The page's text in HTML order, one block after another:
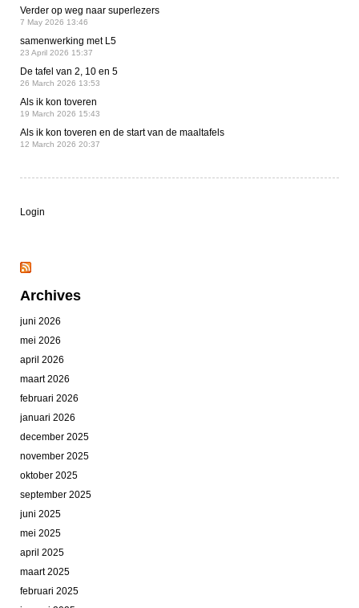
Verder op weg naar superlezers
7 May 2026 13:46
samenwerking met L5
23 April 2026 15:37
De tafel van 2, 10 en 5
26 March 2026 13:53
Als ik kon toveren
19 March 2026 15:43
Als ik kon toveren en de start van de maaltafels
12 March 2026 20:37
Login
Archives
juni 2026
mei 2026
april 2026
maart 2026
februari 2026
januari 2026
december 2025
november 2025
oktober 2025
september 2025
juni 2025
mei 2025
april 2025
maart 2025
februari 2025